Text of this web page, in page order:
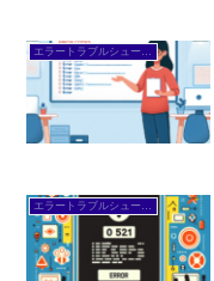
エラートラブルシューティング
エラートラブルシューティング